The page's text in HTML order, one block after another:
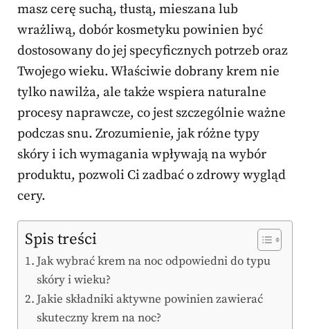
masz cerę suchą, tłustą, mieszana lub
wrażliwą, dobór kosmetyku powinien być
dostosowany do jej specyficznych potrzeb oraz
Twojego wieku. Właściwie dobrany krem nie
tylko nawilża, ale także wspiera naturalne
procesy naprawcze, co jest szczególnie ważne
podczas snu. Zrozumienie, jak różne typy
skóry i ich wymagania wpływają na wybór
produktu, pozwoli Ci zadbać o zdrowy wygląd
cery.
Spis treści
Jak wybrać krem na noc odpowiedni do typu
skóry i wieku?
Jakie składniki aktywne powinien zawierać
skuteczny krem na noc?